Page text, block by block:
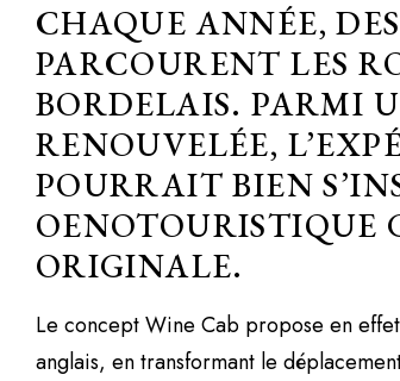
CHAQUE ANNÉE,
PARCOURENT LES
BORDELAIS. PARMI
RENOUVELÉE,
POURRAIT BIEN
OENOTOURISTIQUE
ORIGINALE.
Le concept Wine Cab propose en
anglais, en transformant le